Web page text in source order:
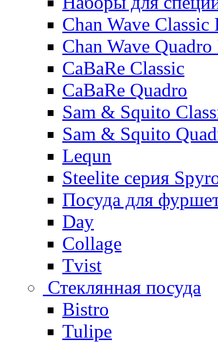
Chan Wave
Chan Wave
CaBaRe Classic
CaBaRe Quadro
Sam & Squito
Sam & Squito
Lequn
Steelite серия
Посуда для
Day
Collage
Tvist
Стеклянная посуда
Bistro
Tulipe